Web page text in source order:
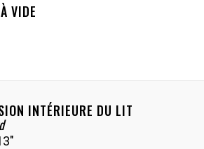
VIDE
INTÉRIEURE DU LIT